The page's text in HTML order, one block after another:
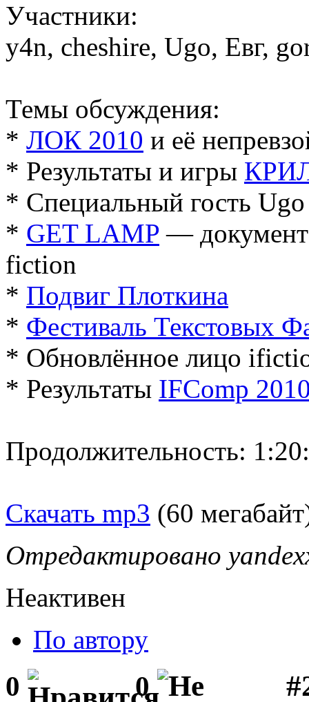
Участники:
y4n, cheshire, Ugo, Евг,
Темы обсуждения:
* ЛОК 2010 и её
* Результаты и игры
* Специальный гость
* GET LAMP —
fiction
* Подвиг Плоткина
* Фестиваль Текстовых
* Обновлённое лицо
* Результаты IFComp
Продолжительность:
Скачать mp3 (60
Отредактировано
Неактивен
По автору
0 0